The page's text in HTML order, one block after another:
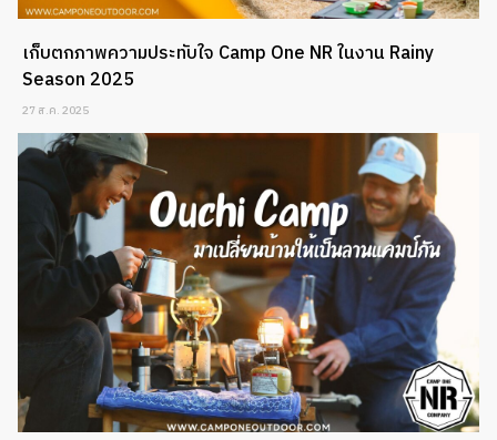
เก็บตกภาพความประทับใจ Camp One NR ในงาน Rainy
Season 2025
27 ส.ค. 2025